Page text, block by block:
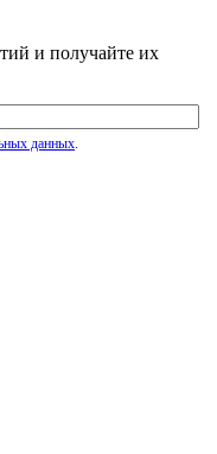
и получайте их
данных.